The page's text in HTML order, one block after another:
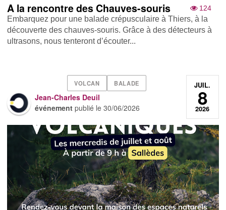
124
A la rencontre des Chauves-souris
Embarquez pour une balade crépusculaire à Thiers, à la
découverte des chauves-souris. Grâce à des détecteurs à
ultrasons, nous tenteront d’écouter...
VOLCAN BALADE
Jean-Charles Deuil
événement publié le30/06/2026
JUIL.
8
2026